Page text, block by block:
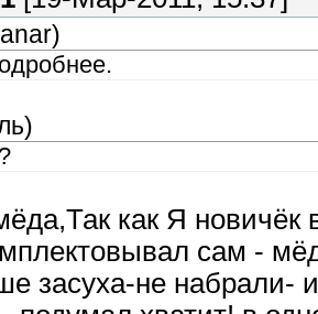
)
)
как Я
сам -
засуха-не набрали-